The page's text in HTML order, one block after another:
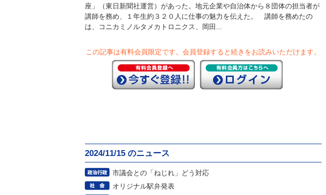
座」（東日新聞社運営）があった。地元企業や自治体から８団体の担当者が
講師を務め、１年生約３２０人に仕事の魅力を伝えた。 講師を務めたの
は、コニカミノルタメカトロニクス、岡田...
この記事は有料会員限定です。 会員登録すると続きをお読みいただけます。
2024/11/15 のニュース
市議会との「ねじれ」どう対応
オリジナル駅弁発表